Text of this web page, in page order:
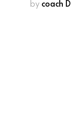
by coach